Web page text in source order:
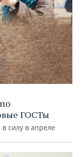
ГОСТы
силу в апреле